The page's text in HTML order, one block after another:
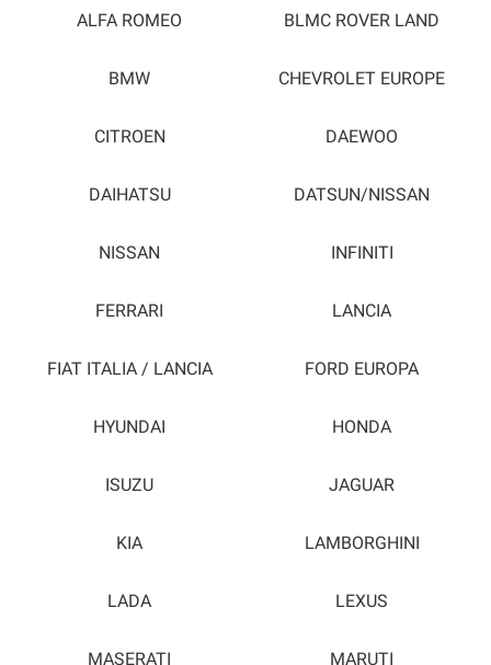
ALFA ROMEO BLMC ROVER LAND
BMW CHEVROLET EUROPE
CITROEN DAEWOO
DAIHATSU DATSUN/NISSAN
NISSAN INFINITI
FERRARI LANCIA
FIAT ITALIA / LANCIA FORD EUROPA
HYUNDAI HONDA
ISUZU JAGUAR
KIA LAMBORGHINI
LADA LEXUS
MASERATI MARUTI